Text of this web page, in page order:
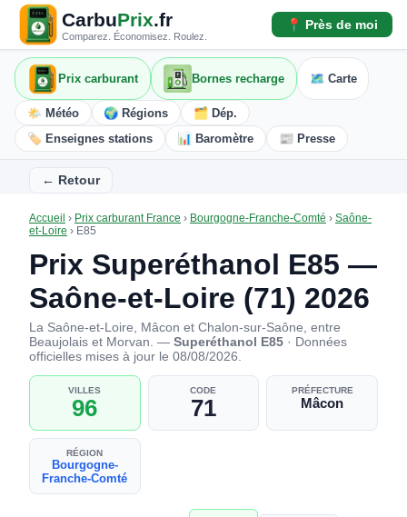
CarbuPrix.fr
Comparez. Économisez. Roulez.
📍 Près de moi
Prix carburant Bornes recharge 🗺️ Carte
🌤️ Météo 🌍 Régions
🗂️ Dép.
🏷️ Enseignes stations
📊 Baromètre 📰 Presse
← Retour
Accueil › Prix carburant France › Bourgogne-Franche-Comté › Saône-
et-Loire › E85
Prix Superéthanol E85 —
Saône-et-Loire (71) 2026
La Saône-et-Loire, Mâcon et Chalon-sur-Saône, entre
Beaujolais et Morvan. — Superéthanol E85 · Données
officielles mises à jour le 08/08/2026.
VILLES
96
CODE
71
PRÉFECTURE
Mâcon
RÉGION
Bourgogne-
Franche-Comté